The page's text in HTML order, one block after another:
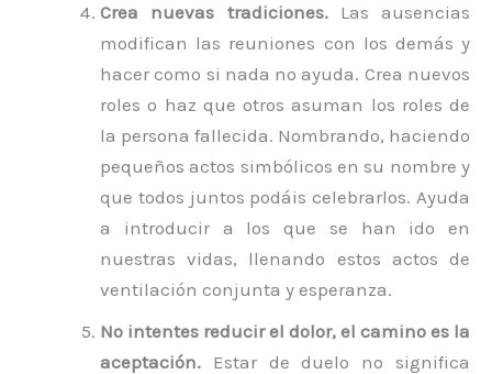
Crea nuevas tradiciones.Las ausencias
modifican las reuniones con los demás y
hacer como si nada no ayuda. Crea nuevos
roles o haz que otros asuman los roles de
la persona fallecida. Nombrando, haciendo
pequeños actos simbólicos en su nombre y
que todos juntos podáis celebrarlos. Ayuda
a introducir a los que se han ido en
nuestras vidas, llenando estos actos de
ventilación conjunta y esperanza.
No intentes reducir el dolor, el camino es la
aceptación. Estar de duelo no significa